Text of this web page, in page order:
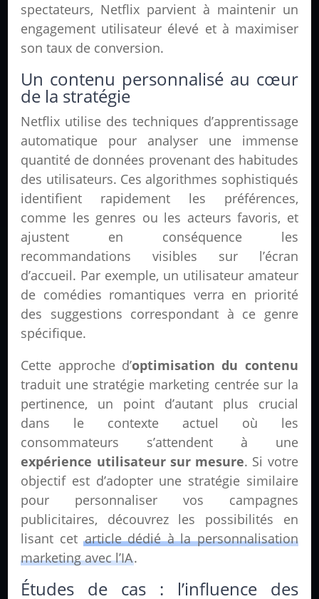
spectateurs, Netflix parvient à maintenir un
engagement utilisateur élevé et à maximiser
son taux de conversion.
Un contenu personnalisé au cœur
de la stratégie
Netflix utilise des techniques d’apprentissage
automatique pour analyser une immense
quantité de données provenant des habitudes
des utilisateurs. Ces algorithmes sophistiqués
identifient rapidement les préférences,
comme les genres ou les acteurs favoris, et
ajustent en conséquence les
recommandations visibles sur l’écran
d’accueil. Par exemple, un utilisateur amateur
de comédies romantiques verra en priorité
des suggestions correspondant à ce genre
spécifique.
Cette approche d’optimisation du contenu
traduit une stratégie marketing centrée sur la
pertinence, un point d’autant plus crucial
dans le contexte actuel où les
consommateurs s’attendent à une
expérience utilisateur sur mesure. Si votre
objectif est d’adopter une stratégie similaire
pour personnaliser vos campagnes
publicitaires, découvrez les possibilités en
lisant cetarticle dédié à la personnalisation
marketing avec l’IA.
Études de cas : l’influence des